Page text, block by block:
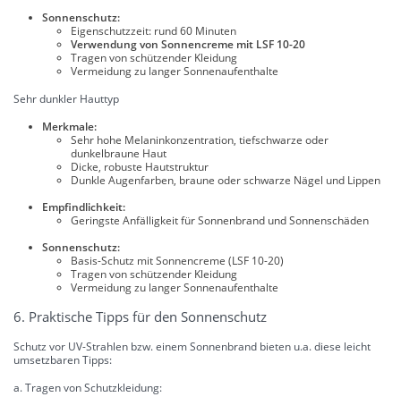
Sonnenschutz:
Eigenschutzzeit: rund 60 Minuten
Verwendung von Sonnencreme mit LSF 10-20
Tragen von schützender Kleidung
Vermeidung zu langer Sonnenaufenthalte
Sehr dunkler Hauttyp
Merkmale:
Sehr hohe Melaninkonzentration, tiefschwarze oder
dunkelbraune Haut
Dicke, robuste Hautstruktur
Dunkle Augenfarben, braune oder schwarze Nägel und Lippen
Empfindlichkeit:
Geringste Anfälligkeit für Sonnenbrand und Sonnenschäden
Sonnenschutz:
Basis-Schutz mit Sonnencreme (LSF 10-20)
Tragen von schützender Kleidung
Vermeidung zu langer Sonnenaufenthalte
6. Praktische Tipps für den Sonnenschutz
Schutz vor UV-Strahlen bzw. einem Sonnenbrand bieten u.a. diese leicht
umsetzbaren Tipps:
a. Tragen von Schutzkleidung: